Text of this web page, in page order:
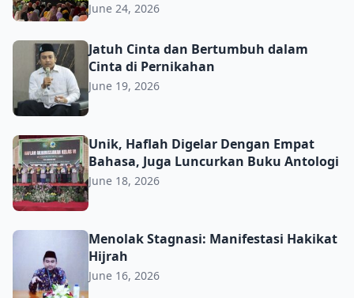
June 24, 2026
Jatuh Cinta dan Bertumbuh dalam Cinta di Pernikahan
Jatuh Cinta dan Bertumbuh dalam
Cinta di Pernikahan
June 19, 2026
Unik, Haflah Digelar Dengan Empat Bahasa, Juga
Unik, Haflah Digelar Dengan Empat
Bahasa, Juga Luncurkan Buku Antologi
June 18, 2026
Menolak Stagnasi: Manifestasi Hakikat Hijrah
Menolak Stagnasi: Manifestasi Hakikat
Hijrah
June 16, 2026